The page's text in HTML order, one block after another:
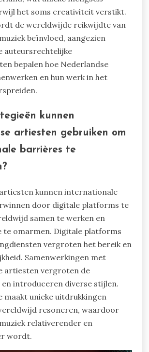
het soms creativiteit verstikt.
de wereldwijde reikwijdte van
beïnvloed, aangezien
auteursrechtelijke
bepalen hoe Nederlandse
en hun werk in het
kunnen
artiesten gebruiken om
barrières te
kunnen internationale
door digitale platforms te
samen te werken en
te omarmen. Digitale platforms
vergroten het bereik en
Samenwerkingen met
artiesten vergroten de
introduceren diverse stijlen.
maakt unieke uitdrukkingen
resoneren, waardoor
relativerender en
wordt.